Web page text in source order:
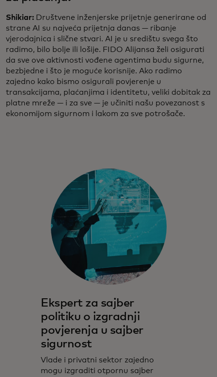
Shikiar: Društvene inženjerske prijetnje generirane od
strane AI su najveća prijetnja danas — ribanje
vjerodajnica i slične stvari. AI je u središtu svega što
radimo, bilo bolje ili lošije. FIDO Alijansa želi osigurati
da sve ove aktivnosti vođene agentima budu sigurne,
bezbjedne i što je moguće korisnije. Ako radimo
zajedno kako bismo osigurali povjerenje u
transakcijama, plaćanjima i identitetu, veliki dobitak za
platne mreže — i za sve — je učiniti našu povezanost s
ekonomijom sigurnom i lakom za sve potrošače.
Ekspert za sajber
politiku o izgradnji
povjerenja u sajber
sigurnost
Vlade i privatni sektor zajedno
mogu izgraditi otpornu sajber